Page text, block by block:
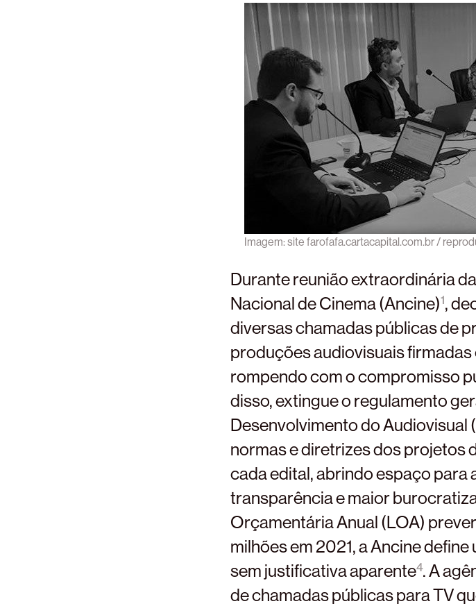
Imagem: site farofafa.cartacapital.com.br /
Durante reunião extraordinária
Nacional de Cinema (Ancine)1,
diversas chamadas públicas de
produções audiovisuais firmadas
rompendo com o compromisso
disso, extingue o regulamento
Desenvolvimento do Audiovisual
normas e diretrizes dos projetos
cada edital, abrindo espaço
transparência e maior
Orçamentária Anual (LOA)
milhões em 2021, a Ancine
sem justificativa aparente4. A
de chamadas públicas para TV